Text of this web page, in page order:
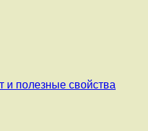
и полезные свойства